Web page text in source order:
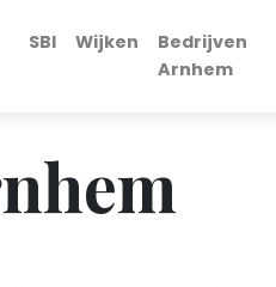
SBI Wijken
Bedrijven
Arnhem